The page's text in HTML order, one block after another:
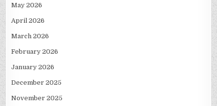
May 2026
April 2026
March 2026
February 2026
January 2026
December 2025
November 2025